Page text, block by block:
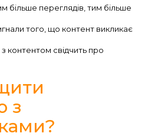
більше переглядів, тим більше
того, що контент викликає
з контентом свідчить про
з